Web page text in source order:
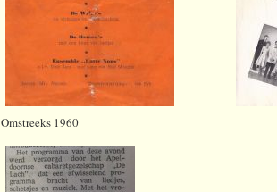
Omstreeks 1960